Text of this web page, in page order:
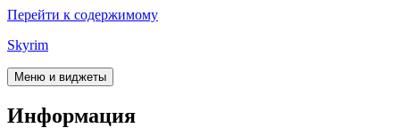
Перейти к содержимому
Skyrim
Меню и виджеты
Информация